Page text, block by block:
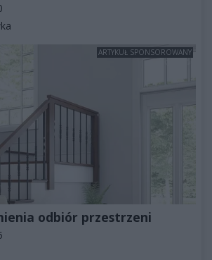
ARTYKUŁ SPONSOROWANY
odbiór przestrzeni